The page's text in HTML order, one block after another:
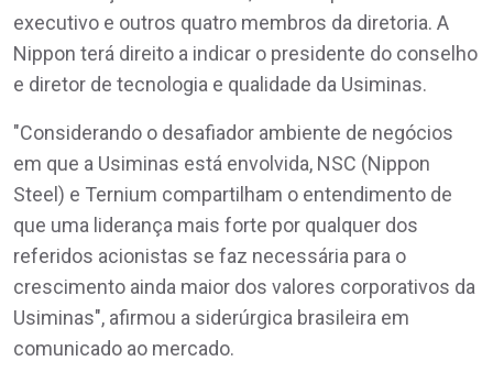
executivo e outros quatro membros da diretoria. A
Nippon terá direito a indicar o presidente do conselho
e diretor de tecnologia e qualidade da Usiminas.
"Considerando o desafiador ambiente de negócios
em que a Usiminas está envolvida, NSC (Nippon
Steel) e Ternium compartilham o entendimento de
que uma liderança mais forte por qualquer dos
referidos acionistas se faz necessária para o
crescimento ainda maior dos valores corporativos da
Usiminas", afirmou a siderúrgica brasileira em
comunicado ao mercado.